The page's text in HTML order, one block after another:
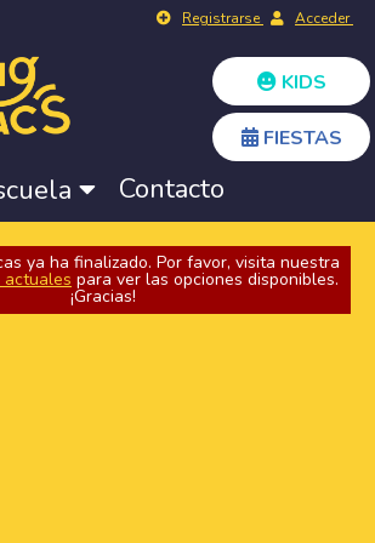
Registrarse Acceder
KIDS
FIESTAS
Contacto
ya ha finalizado. Por favor, visita nuestra
actuales para ver las opciones disponibles.
¡Gracias!